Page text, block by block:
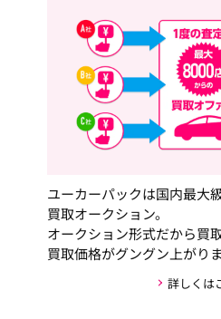
ユーカーパックは国内最大
買取オークション。
オークション形式だから買
買取価格がグングン上がり
詳しくは